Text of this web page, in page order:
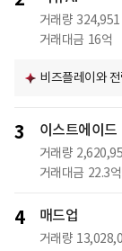
거래량 324,951
거래대금 16억
비즈플레이와
3 이스트에이드
거래량
거래대금 22.3억
4 매드업
거래량